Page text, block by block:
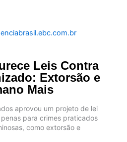
Leis Contra
Extorsão e
Mais
aprovou um projeto de lei
para crimes praticados
como extorsão e